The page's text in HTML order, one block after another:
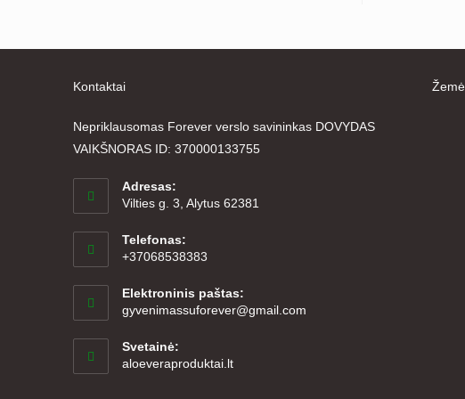
Kontaktai
Nepriklausomas Forever verslo savininkas DOVYDAS
VAIKŠNORAS ID: 370000133755
Adresas:
Vilties g. 3, Alytus 62381
Telefonas:
+37068538383
Elektroninis paštas:
gyvenimassuforever@gmail.com
Svetainė:
aloeveraproduktai.lt